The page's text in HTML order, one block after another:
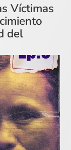
Víctimas
del